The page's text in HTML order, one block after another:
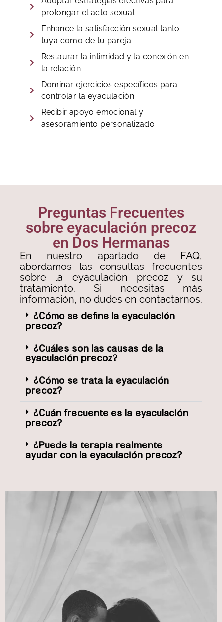
prolongar el acto sexual
Enhance la satisfacción sexual tanto
tuya como de tu pareja
Restaurar la intimidad y la conexión en
la relación
Dominar ejercicios específicos para
controlar la eyaculación
Recibir apoyo emocional y
asesoramiento personalizado
Preguntas Frecuentes
sobre eyaculación precoz
en Dos Hermanas
En nuestro apartado de FAQ,
abordamos las consultas frecuentes
sobre la eyaculación precoz y su
tratamiento. Si necesitas más
información, no dudes en contactarnos.
¿Cómo se define la eyaculación
precoz?
¿Cuáles son las causas de la
eyaculación precoz?
¿Cómo se trata la eyaculación
precoz?
¿Cuán frecuente es la eyaculación
precoz?
¿Puede la terapia realmente
ayudar con la eyaculación precoz?